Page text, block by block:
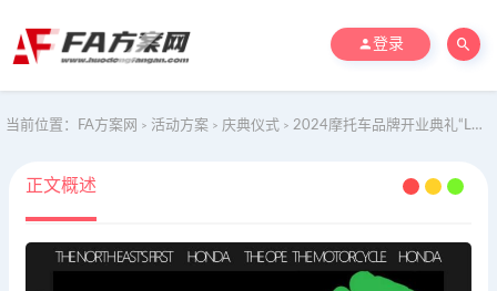
登录
当前位置： FA方案网 > 活动方案 > 庆典仪式 > 2024摩托车品牌开业典礼“L路出道 鸣一方”主题活动策划方案【机车摩托】【开业策划】
正文概述